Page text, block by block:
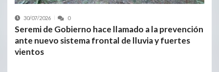
30/07/2026 0
Seremi de Gobierno hace llamado a la prevención
ante nuevo sistema frontal de lluvia y fuertes
vientos